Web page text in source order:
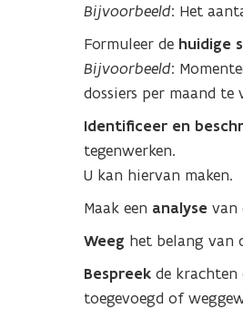
Bijvoorbeeld: Het
Formuleer de huidige
Bijvoorbeeld:
dossiers per maand te
Identificeer en
tegenwerken.
U kan hiervan maken.
Maak een analysevan
Weeg het belang van
Bespreekde krachten
toegevoegd of